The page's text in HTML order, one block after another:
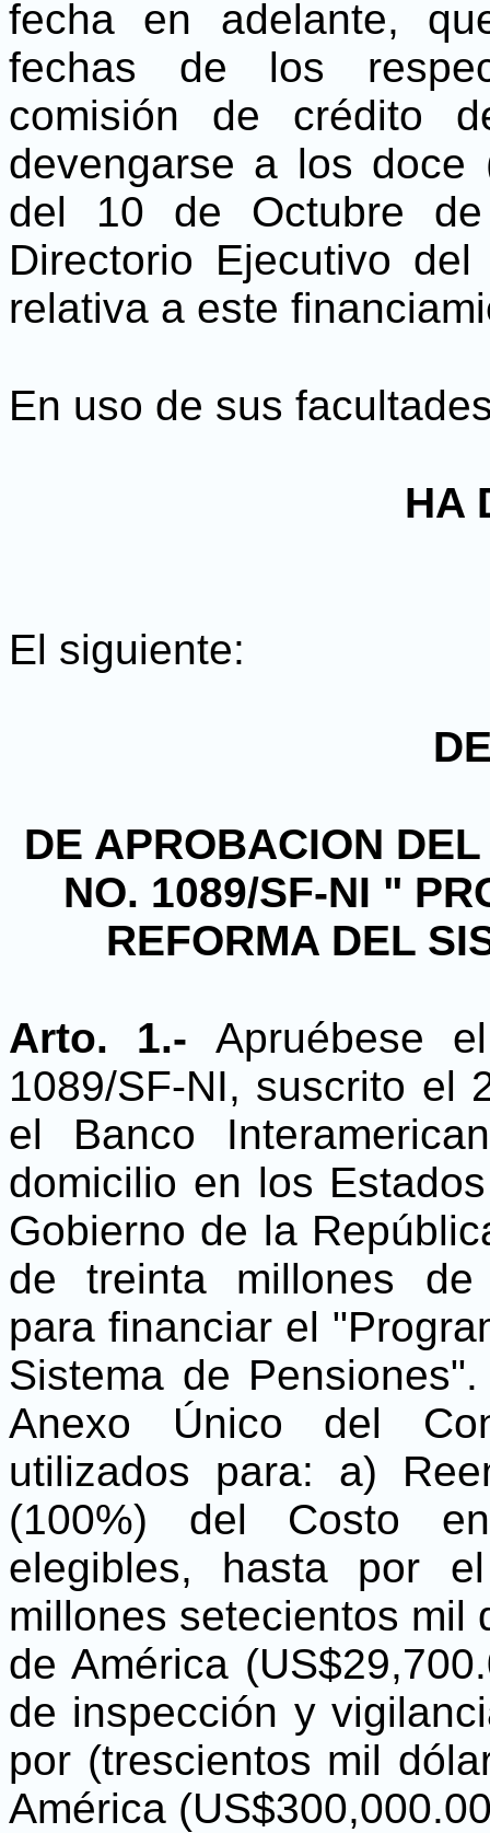
fecha en adelante,
fechas de los
comisión de crédito
devengarse a los doce
del 10 de Octubre
Directorio Ejecutivo
relativa a este
En uso de sus
HA
El siguiente:
DE APROBACION
NO. 1089/SF-NI "
REFORMA DEL
Arto. 1.- Apruébese
1089/SF-NI, suscrito el
el Banco
domicilio en los
Gobierno de la
de treinta millones de
para financiar el
Sistema de
Anexo Único del
utilizados para: a)
(100%) del Costo
elegibles, hasta por
millones setecientos mil
de América
de inspección y
por (trescientos mil
América